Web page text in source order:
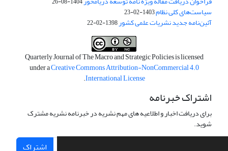
سیاست‌های کلی نظام1403-02-23
آئین‌نامه جدید نشریات علمی کشور1398-02-22
Quarterly Journal of The Macro and Strategic Policies is licensed
under aCreative Commons Attribution-NonCommercial 4.0
International License
.
اشتراک خبرنامه
برای دریافت اخبار و اطلاعیه های مهم نشریه در خبرنامه نشریه مشترک
شوید.
اشتراک